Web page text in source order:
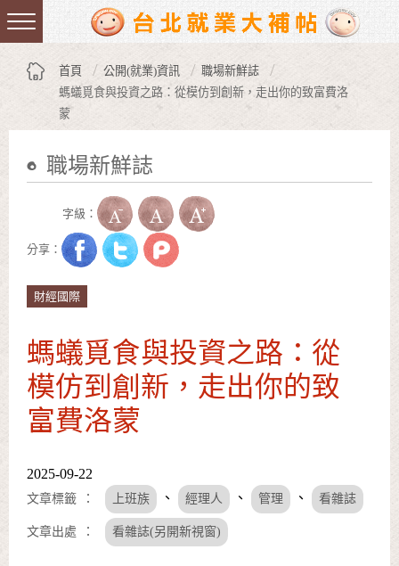
跳到主要內容區塊
:::
首頁 公開(就業)資訊
職場新鮮誌
螞蟻覓食與投資之路：從模仿到創新，走出你的致富費洛
蒙
職場新鮮誌
字級：
分享：
財經國際
螞蟻覓食與投資之路：從
模仿到創新，走出你的致
富費洛蒙
2025-09-22
文章標籤 上班族 、 經理人 、 管理 、 看雜誌
文章出處 看雜誌(另開新視窗)